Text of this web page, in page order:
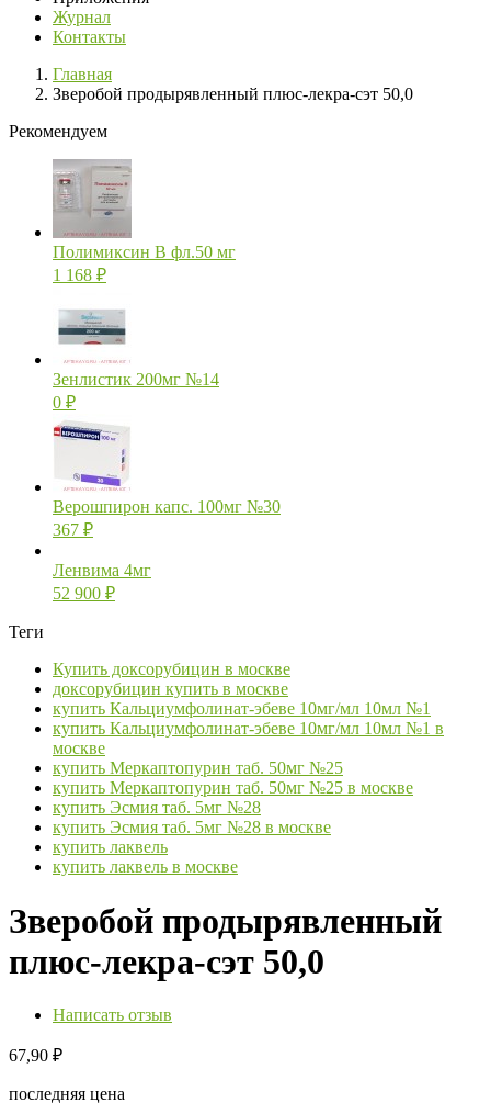
Журнал
Контакты
Главная
Зверобой продырявленный плюс-лекра-сэт 50,0
Рекомендуем
Полимиксин В фл.50 мг
1 168 ₽
Зенлистик 200мг №14
0 ₽
Верошпирон капс. 100мг №30
367 ₽
Ленвима 4мг
52 900 ₽
Теги
Купить доксорубицин в москве
доксорубицин купить в москве
купить Кальциумфолинат-эбеве 10мг/мл 10мл №1
купить Кальциумфолинат-эбеве 10мг/мл 10мл №1 в
москве
купить Меркаптопурин таб. 50мг №25
купить Меркаптопурин таб. 50мг №25 в москве
купить Эсмия таб. 5мг №28
купить Эсмия таб. 5мг №28 в москве
купить лаквель
купить лаквель в москве
Зверобой продырявленный
плюс-лекра-сэт 50,0
Написать отзыв
67,90 ₽
последняя цена